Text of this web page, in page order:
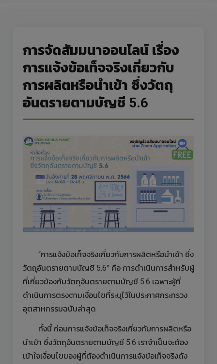
การจัดสัมมนาออนไลน์ เรื่อง
การแจ้งข้อเท็จจริงเกี่ยวกับ
การผลิตหรือนำเข้า ซึ่งวัตถุ
อันตรายตามบัญชี 5.6
“การแจ้งข้อเท็จจริงเกี่ยวกับการผลิตหรือนำเข้า ซึ่ง
วัตถุอันตรายตามบัญชี 5.6” คือ การดำเนินการสำหรับผู้
ที่เกี่ยวข้องกับวัตถุอันตรายตามบัญชี 5.6 เฉพาะผู้ที่
ดำเนินการตรงตามเงื่อนไขที่ระบุไว้ในประกาศกระทรวง
อุตสาหกรรมฉบับล่าสุด
ทั้งนี้ ก่อนการแจ้งข้อเท็จจริงเกี่ยวกับการผลิตหรือ
นำเข้า ซึ่งวัตถุอันตรายตามบัญชี 5.6 เราจำเป็นจะต้อง
เข้าใจเงื่อนไขของผู้ที่ต้องดำเนินการแจ้งข้อเท็จจริงดัง